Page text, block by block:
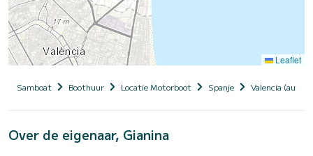
Leaflet
Samboat Boothuur Locatie Motorboot Spanje Valencia
Over de eigenaar, Gianina